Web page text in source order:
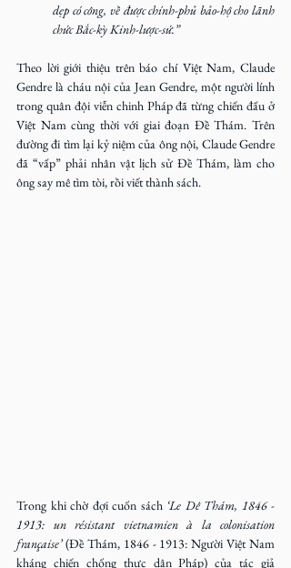
dẹp có công, về được chính-phủ bảo-hộ cho lãnh
chức Bắc-kỳ Kinh-lược-sứ.”
Theo lời giới thiệu trên báo chí Việt Nam, Claude
Gendre là cháu nội của Jean Gendre, một người lính
trong quân đội viễn chinh Pháp đã từng chiến đấu ở
Việt Nam cùng thời với giai đoạn Đề Thám. Trên
đường đi tìm lại kỷ niệm của ông nội, Claude Gendre
đã “vấp” phải nhân vật lịch sử Đề Thám, làm cho
ông say mê tìm tòi, rồi viết thành sách.
Trong khi chờ đợi cuốn sách ‘Le Dê Thám, 1846 -
1913: un résistant vietnamien à la colonisation
française’ (Đề Thám, 1846 - 1913: Người Việt Nam
kháng chiến chống thực dân Pháp) của tác giả